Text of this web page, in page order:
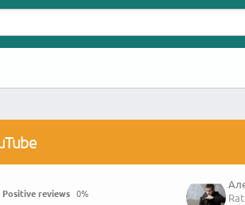
Positive reviews 0%